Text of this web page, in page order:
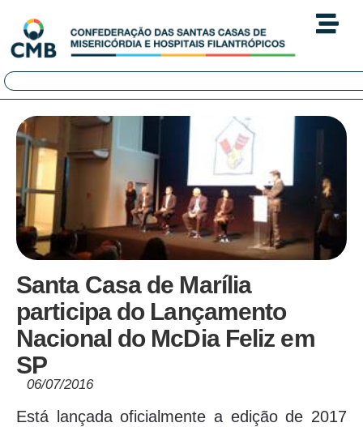
Santa Casa de Marília
participa do Lançamento
Nacional do McDia Feliz em
SP
06/07/2016
Está lançada oficialmente a edição de 2017